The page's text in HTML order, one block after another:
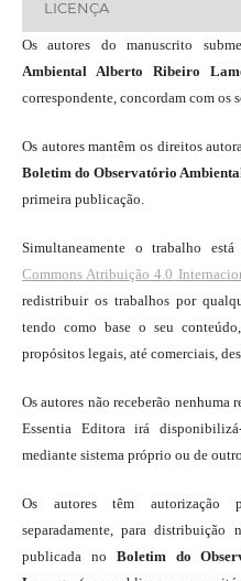
LICENÇA
Os autores do manuscrito
Ambiental Alberto Ribeiro
correspondente, concordam com os
Os autores mantêm os direitos
Boletim do Observatório
primeira publicação.
Simultaneamente o trabalho
Commons Atribuição 4.0
redistribuir os trabalhos por
tendo como base o seu
propósitos legais, até comerciais,
Os autores não receberão
Essentia Editora irá
mediante sistema próprio ou de
Os autores têm autorização
separadamente, para
publicada no Boletim do